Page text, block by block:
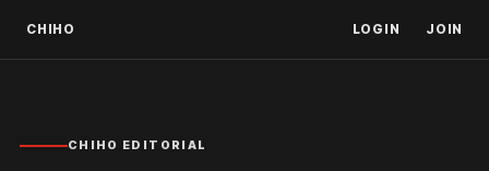
CHIHO LOGIN JOIN
CHIHO EDITORIAL